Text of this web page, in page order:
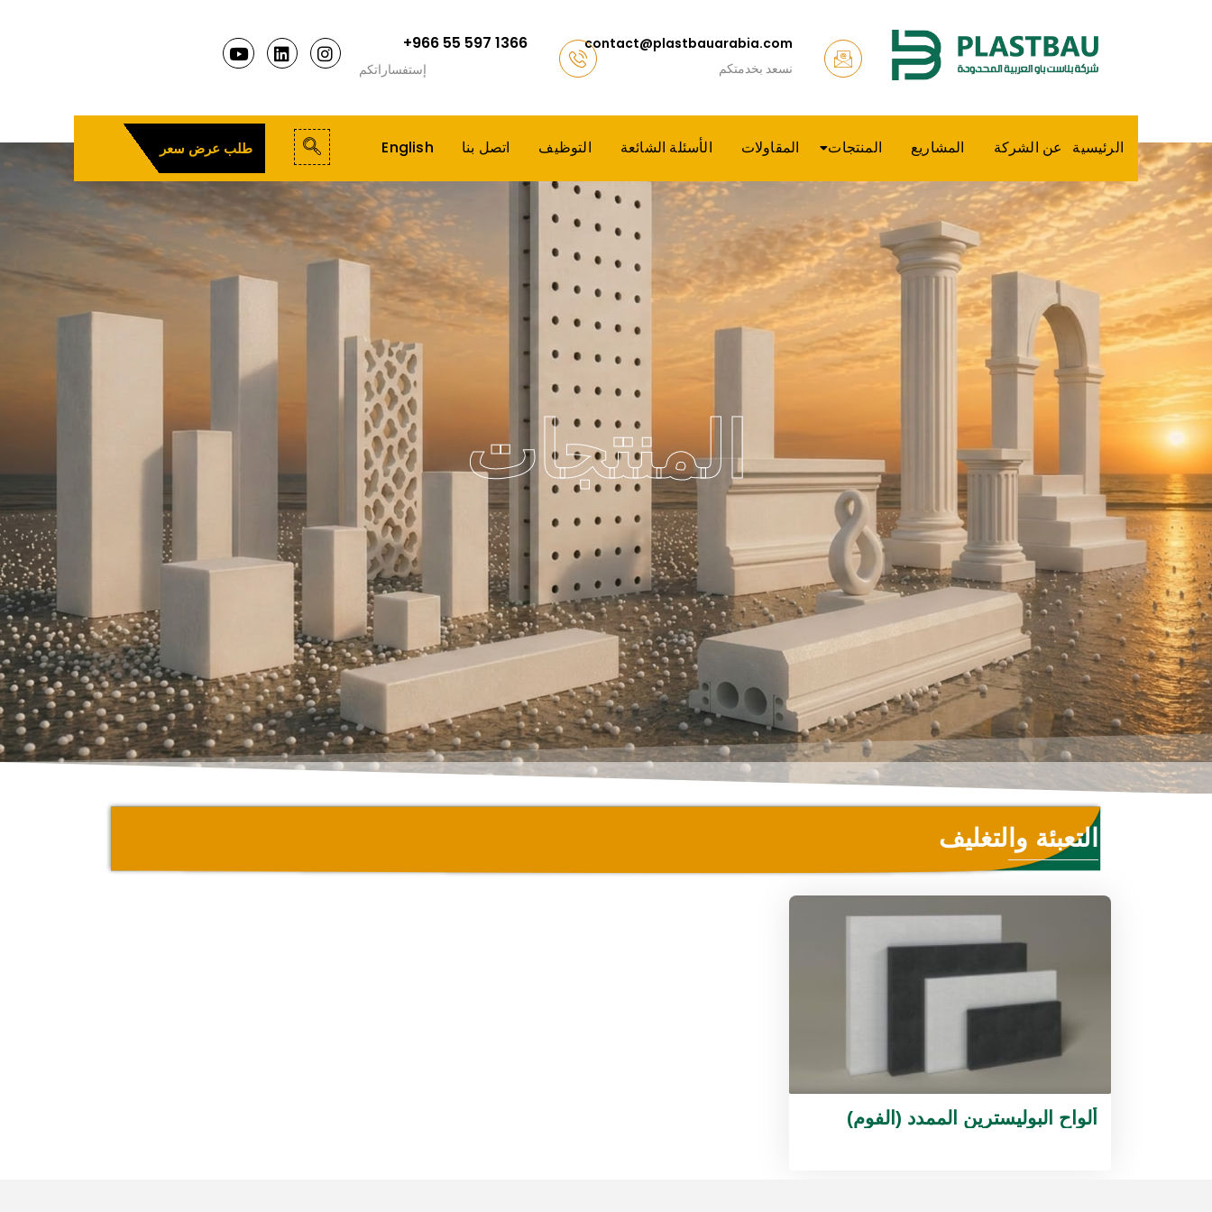
contact@plastbauarabia.com
نسعد بخدمتكم
+966 55 597 1366
إستفساراتكم
الرئيسية عن الشركة المشاريع المنتجات المقاولات الأسئلة الشائعة التوظيف اتصل بنا English طلب عرض سعر
المنتجات
التعبئة والتغليف
ألواح البوليسترين الممدد (الفوم)